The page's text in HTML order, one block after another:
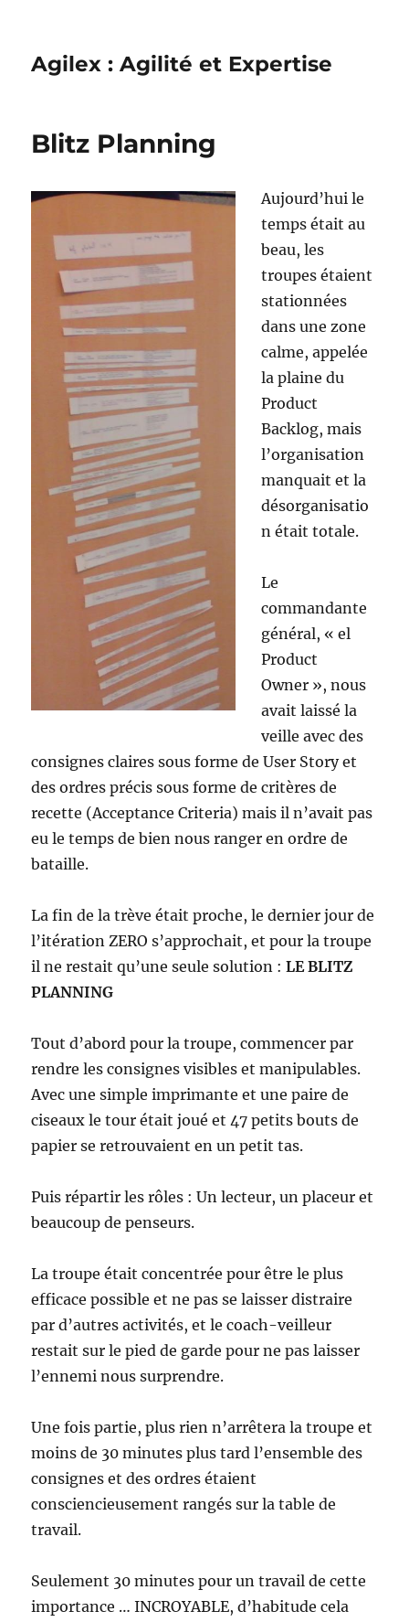
Agilex : Agilité et Expertise
Blitz Planning
Aujourd’hui le
temps était au
beau, les
troupes étaient
stationnées
dans une zone
calme, appelée
la plaine du
Product
Backlog, mais
l’organisation
manquait et la
désorganisatio
n était totale.
Le
commandante
général, « el
Product
Owner », nous
avait laissé la
veille avec des
consignes claires sous forme de User Story et
des ordres précis sous forme de critères de
recette (Acceptance Criteria) mais il n’avait pas
eu le temps de bien nous ranger en ordre de
bataille.
La fin de la trève était proche, le dernier jour de
l’itération ZERO s’approchait, et pour la troupe
il ne restait qu’une seule solution :LE BLITZ
PLANNING
Tout d’abord pour la troupe, commencer par
rendre les consignes visibles et manipulables.
Avec une simple imprimante et une paire de
ciseaux le tour était joué et 47 petits bouts de
papier se retrouvaient en un petit tas.
Puis répartir les rôles : Un lecteur, un placeur et
beaucoup de penseurs.
La troupe était concentrée pour être le plus
efficace possible et ne pas se laisser distraire
par d’autres activités, et le coach-veilleur
restait sur le pied de garde pour ne pas laisser
l’ennemi nous surprendre.
Une fois partie, plus rien n’arrêtera la troupe et
moins de 30 minutes plus tard l’ensemble des
consignes et des ordres étaient
consciencieusement rangés sur la table de
travail.
Seulement 30 minutes pour un travail de cette
importance … INCROYABLE, d’habitude cela